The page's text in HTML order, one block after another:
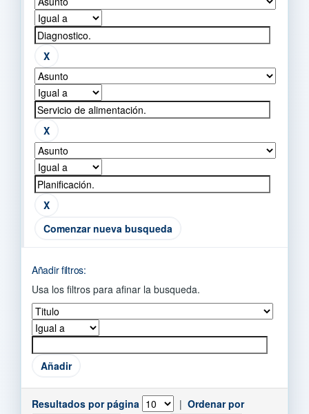
Comenzar nueva busqueda
Añadir filtros:
Usa los filtros para afinar la busqueda.
Resultados por página | Ordenar por